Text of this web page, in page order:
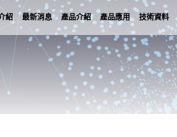
紹 最新消息 產品介紹 產品應用 技術資料